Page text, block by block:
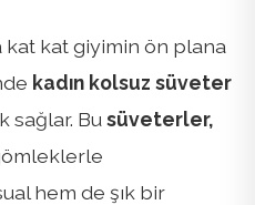
kat kat giyimin ön plana
kadın kolsuz süveter
sağlar. Bu süveterler,
hem de şık bir